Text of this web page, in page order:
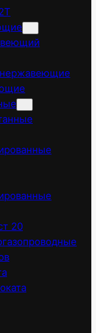
20